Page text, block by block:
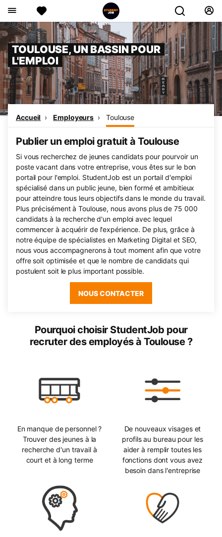
TOULOUSE, UN BASSIN POUR
L'EMPLOI
Accueil Employeurs Toulouse
Publier un emploi gratuit à Toulouse
Si vous recherchez de jeunes candidats pour pourvoir un
poste vacant dans votre entreprise, vous êtes sur le bon
portail pour l'emploi. StudentJob est un portail d'emploi
spécialisé dans un public jeune, bien formé et ambitieux
pour atteindre tous leurs objectifs dans le monde du travail.
Plus précisément à Toulouse, nous avons plus de 75 000
candidats à la recherche d'un emploi avec lequel
commencer à acquérir de l'expérience. De plus, grâce à
notre équipe de spécialistes en Marketing Digital et SEO,
nous vous accompagnerons à tout moment afin que votre
offre soit optimisée et que le nombre de candidats qui
postulent soit le plus important possible.
NOUS CONTACTER
Pourquoi choisir StudentJob pour
recruter des employés à Toulouse ?
En manque de personnel ?
Trouver des jeunes à la
recherche d'un travail à
court et à long terme
De nouveaux visages et
profils au bureau pour les
aider à remplir toutes les
fonctions dont vous avez
besoin dans l'entreprise